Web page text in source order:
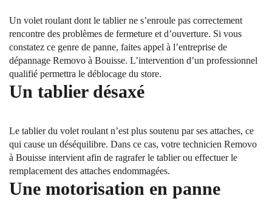
Un volet roulant dont le tablier ne s’enroule pas correctement
rencontre des problèmes de fermeture et d’ouverture. Si vous
constatez ce genre de panne, faites appel à l’entreprise de
dépannage Removo à Bouisse. L’intervention d’un professionnel
qualifié permettra le déblocage du store.
Un tablier désaxé
Le tablier du volet roulant n’est plus soutenu par ses attaches, ce
qui cause un déséquilibre. Dans ce cas, votre technicien Removo
à Bouisse intervient afin de ragrafer le tablier ou effectuer le
remplacement des attaches endommagées.
Une motorisation en panne